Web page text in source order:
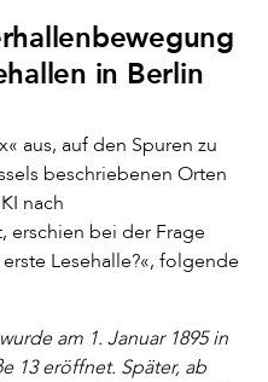
in Berlin
aus, auf den Spuren zu
beschriebenen Orten
nach
erschien bei der Frage
Lesehalle?«, folgende
am 1. Januar 1895 in
13 eröffnet. Später, ab